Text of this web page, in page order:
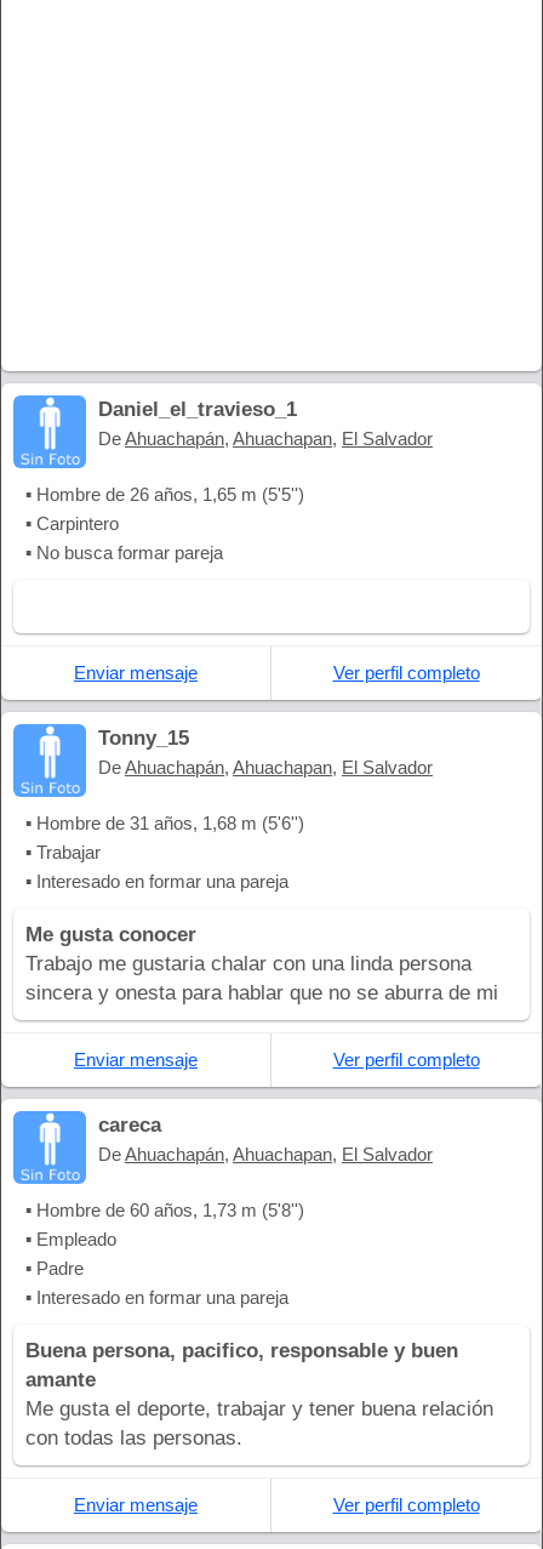
Daniel_el_travieso_1
DeAhuachapán, Ahuachapan, El Salvador
▪ Hombre de 26 años, 1,65 m (5'5'')
▪ Carpintero
▪ No busca formar pareja
Enviar mensaje Ver perfil completo
Tonny_15
DeAhuachapán, Ahuachapan, El Salvador
▪ Hombre de 31 años, 1,68 m (5'6'')
▪ Trabajar
▪ Interesado en formar una pareja
Me gusta conocer
Trabajo me gustaria chalar con una linda persona
sincera y onesta para hablar que no se aburra de mi
Enviar mensaje Ver perfil completo
careca
DeAhuachapán, Ahuachapan, El Salvador
▪ Hombre de 60 años, 1,73 m (5'8'')
▪ Empleado
▪ Padre
▪ Interesado en formar una pareja
Buena persona, pacifico, responsable y buen
amante
Me gusta el deporte, trabajar y tener buena relación
con todas las personas.
Enviar mensaje Ver perfil completo